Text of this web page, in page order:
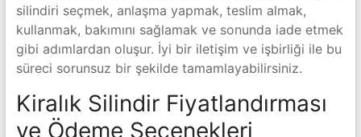
silindiri seçmek, anlaşma yapmak, teslim almak,
kullanmak, bakımını sağlamak ve sonunda iade etmek
gibi adımlardan oluşur. İyi bir iletişim ve işbirliği ile bu
süreci sorunsuz bir şekilde tamamlayabilirsiniz.
Kiralık Silindir Fiyatlandırması
ve Ödeme Seçenekleri